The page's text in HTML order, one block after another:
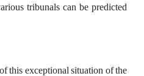
tribunals can be predicted
this exceptional situation of the